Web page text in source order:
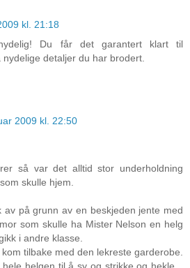
kl. 21:18
Du får det garantert klart til
detaljer du har brodert.
2009 kl. 22:50
så var det alltid stor underholdning
skulle hjem.
av på grunn av en beskjeden jente med
som skulle ha Mister Nelson en helg
i andre klasse.
tilbake med den lekreste garderobe.